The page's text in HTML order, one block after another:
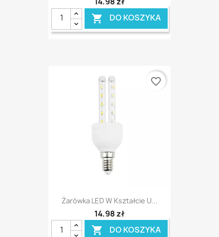
 DO KOSZYKA
Żarówka LED W Kształcie U...
14,98 zł
 DO KOSZYKA
favorite_border